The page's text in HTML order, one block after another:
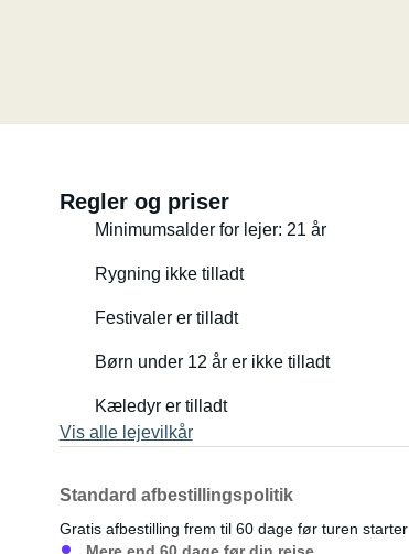
Regler og priser
Minimumsalder for lejer: 21 år
Rygning ikke tilladt
Festivaler er tilladt
Børn under 12 år er ikke tilladt
Kæledyr er tilladt
Vis alle lejevilkår
Standard afbestillingspolitik
Gratis afbestilling frem til 60 dage før turen starter